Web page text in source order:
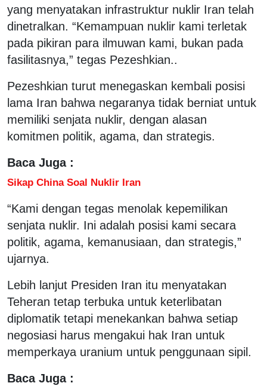
yang menyatakan infrastruktur nuklir Iran telah
dinetralkan. “Kemampuan nuklir kami terletak
pada pikiran para ilmuwan kami, bukan pada
fasilitasnya,” tegas Pezeshkian..
Pezeshkian turut menegaskan kembali posisi
lama Iran bahwa negaranya tidak berniat untuk
memiliki senjata nuklir, dengan alasan
komitmen politik, agama, dan strategis.
Baca Juga :
Sikap China Soal Nuklir Iran
“Kami dengan tegas menolak kepemilikan
senjata nuklir. Ini adalah posisi kami secara
politik, agama, kemanusiaan, dan strategis,”
ujarnya.
Lebih lanjut Presiden Iran itu menyatakan
Teheran tetap terbuka untuk keterlibatan
diplomatik tetapi menekankan bahwa setiap
negosiasi harus mengakui hak Iran untuk
memperkaya uranium untuk penggunaan sipil.
Baca Juga :